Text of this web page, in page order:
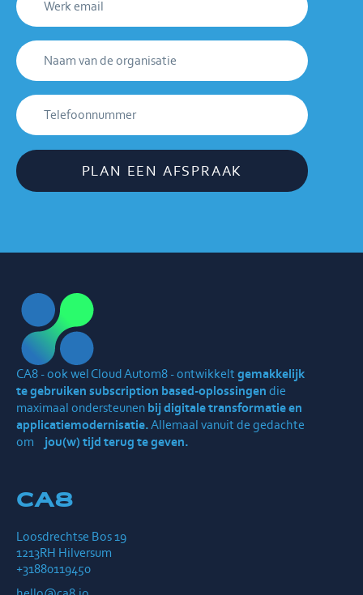
PLAN EEN AFSPRAAK
CA8 - ook wel Cloud Autom8 - ontwikkelt gemakkelijk
te gebruiken subscription based-oplossingen die
maximaal ondersteunen bij digitale transformatie en
applicatiemodernisatie.Allemaal vanuit de gedachte
om jou(w) tijd terug te geven.
CA8
Loosdrechtse Bos 19
1213RH Hilversum
+31880119450